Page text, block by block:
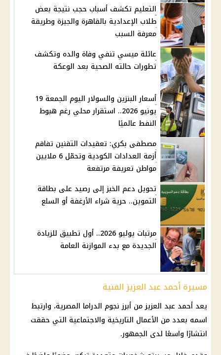
التعليم تكشف أسباب حجب نتيجة بعض
طلاب الإعدادية بالقاهرة والجيزة وطريقة
معرفة السبب
عائلة ميسي تنفي وفاة والده وتكشف
تطورات حالته الصحية بعد الوعكة
أسعار البنزين والسولار اليوم الجمعة 19
يونيو 2026.. استقرار محلي رغم هبوط
النفط عالميًا
مصطفى بكري: تعقيدات التقنين تفاقم
أزمة العدادات الكودية وتحمّل 6 ملايين
مواطن تعريفة مرتفعة
تحويل دعم الخبز إلى رصيد على بطاقة
التموين.. حرية شراء الأرغفة أو السلع
مرتبات يوليو 2026.. أول تطبيق للزيادة
الجديدة مع بدء الموازنة العامة
مسيرة أحمد عبد العزيز الفنية
يعد أحمد عبد العزيز من أبرز نجوم الدراما المصرية، وارتبط
اسمه بعدد من الأعمال التاريخية والاجتماعية التي حققت
انتشارًا واسعًا لدى الجمهور.